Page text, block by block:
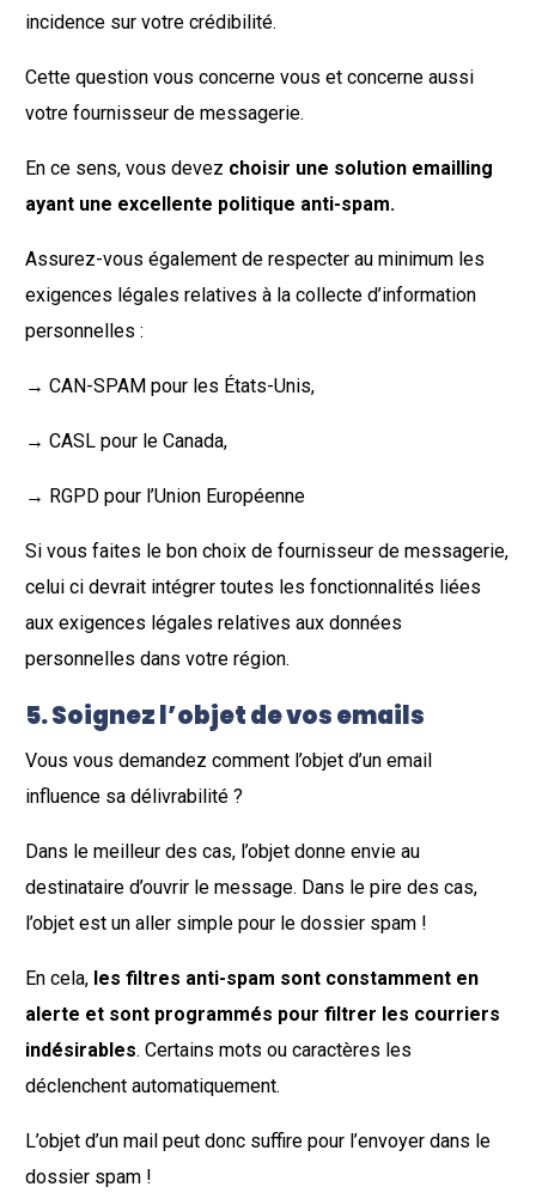
incidence sur votre crédibilité.
Cette question vous concerne vous et concerne aussi
votre fournisseur de messagerie.
En ce sens, vous devez choisir une solution emailling
ayant une excellente politique anti-spam.
Assurez-vous également de respecter au minimum les
exigences légales relatives à la collecte d’information
personnelles :
→ CAN-SPAM pour les États-Unis,
→ CASL pour le Canada,
→ RGPD pour l’Union Européenne
Si vous faites le bon choix de fournisseur de messagerie,
celui ci devrait intégrer toutes les fonctionnalités liées
aux exigences légales relatives aux données
personnelles dans votre région.
5.Soignez l’objet de vos emails
Vous vous demandez comment l’objet d’un email
influence sa délivrabilité ?
Dans le meilleur des cas, l’objet donne envie au
destinataire d’ouvrir le message. Dans le pire des cas,
l’objet est un aller simple pour le dossier spam !
En cela, les filtres anti-spam sont constamment en
alerte et sont programmés pour filtrer les courriers
indésirables. Certains mots ou caractères les
déclenchent automatiquement.
L’objet d’un mail peut donc suffire pour l’envoyer dans le
dossier spam !